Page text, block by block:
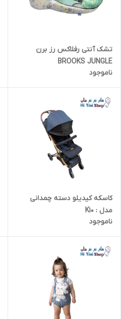
تشک آنتی رفلاکس رز برن
BROOKS JUNGLE
ناموجود
کاسکه کیدیلو دسته چمدانی
مدل : K10
ناموجود